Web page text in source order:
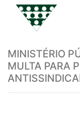
MINISTÉRIO
MULTA PARA